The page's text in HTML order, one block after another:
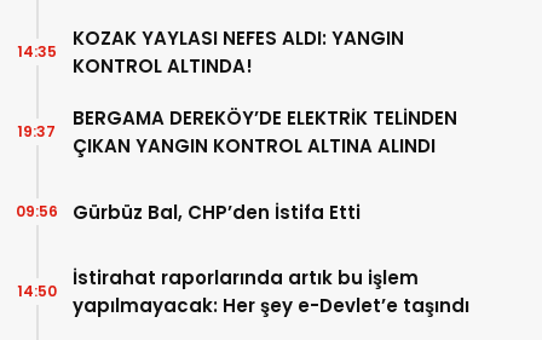
KOZAK YAYLASI NEFES ALDI: YANGIN
KONTROL ALTINDA!
14:35
BERGAMA DEREKÖY’DE ELEKTRİK TELİNDEN
ÇIKAN YANGIN KONTROL ALTINA ALINDI
19:37
Gürbüz Bal, CHP’den İstifa Etti
09:56
İstirahat raporlarında artık bu işlem
yapılmayacak: Her şey e-Devlet’e taşındı
14:50